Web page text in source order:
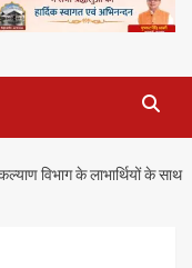
विभाग के लाभार्थियों के साथ